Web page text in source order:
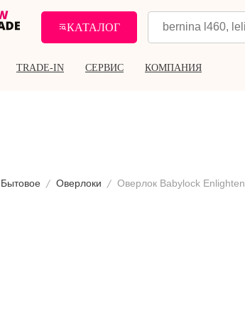
КАТАЛОГ
TRADE-IN СЕРВИС КОМПАНИЯ
Бытовое Оверлоки Оверлок Babylock Enlighten